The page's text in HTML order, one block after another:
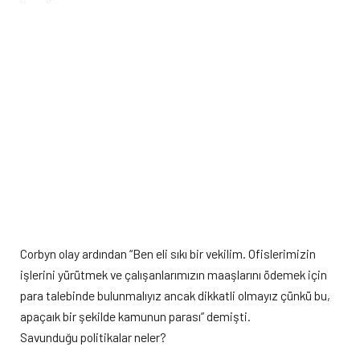
Corbyn olay ardından “Ben eli sıkı bir vekilim. Ofislerimizin
işlerini yürütmek ve çalışanlarımızın maaşlarını ödemek için
para talebinde bulunmalıyız ancak dikkatli olmayız çünkü bu,
apaçaık bir şekilde kamunun parası” demişti.
Savunduğu politikalar neler?